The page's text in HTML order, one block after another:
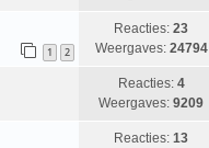
1 2
Reacties: 23
Weergaves: 24794
Reacties: 4
Weergaves: 9209
Reacties: 13